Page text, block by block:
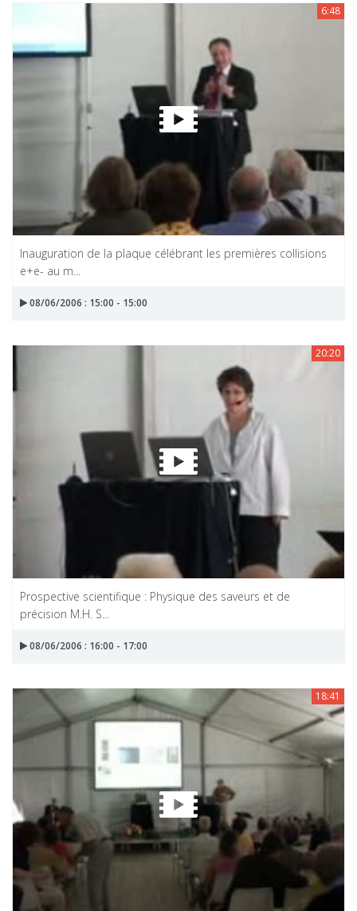
6:48
Inauguration de la plaque célébrant les premières collisions
e+e- au m...
08/06/2006 : 15:00 - 15:00
20:20
Prospective scientifique : Physique des saveurs et de
précision M.H. S...
08/06/2006 : 16:00 - 17:00
18:41